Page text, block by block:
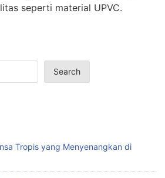
seperti material UPVC.
Search
Tropis yang Menyenangkan di